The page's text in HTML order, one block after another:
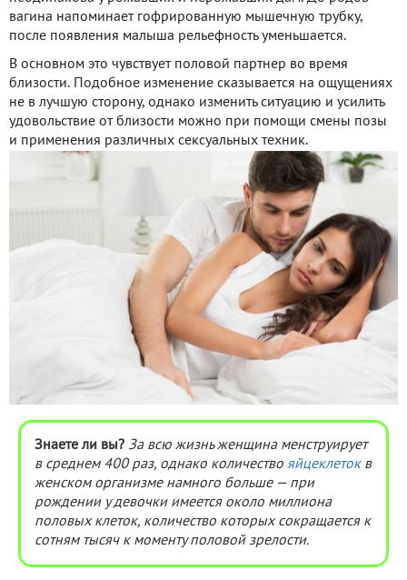
вагина напоминает гофрированную мышечную трубку,
после появления малыша рельефность уменьшается.
В основном это чувствует половой партнер во время
близости. Подобное изменение сказывается на ощущениях
не в лучшую сторону, однако изменить ситуацию и усилить
удовольствие от близости можно при помощи смены позы
и применения различных сексуальных техник.
Знаете ли вы? За всю жизнь женщина менструирует
в среднем 400 раз, однако количество яйцеклетокв
женском организме намного больше — при
рождении у девочки имеется около миллиона
половых клеток, количество которых сокращается к
сотням тысяч к моменту половой зрелости.